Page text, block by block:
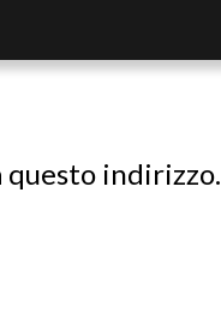
questo indirizzo.